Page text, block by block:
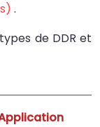
.
de DDR et